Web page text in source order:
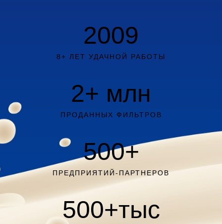
2009
8+ ЛЕТ УДАЧНОЙ РАБОТЫ
2+ млн
ПРОДАННЫХ ФИЛЬТРОВ
500+
ПРЕДПРИЯТИЙ-ПАРТНЕРОВ
500+тыс